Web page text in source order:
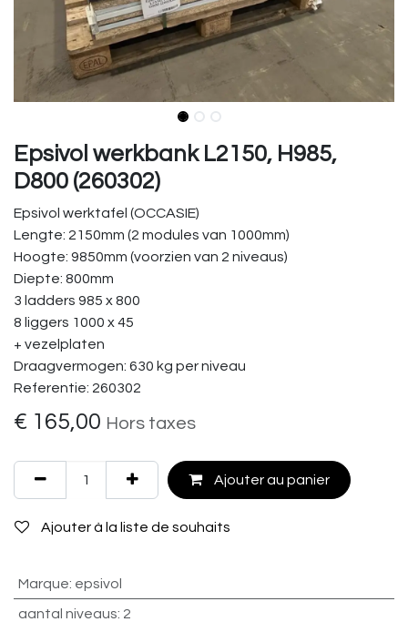
Epsivol werkbank L2150, H985,
D800 (260302)
Epsivol werktafel (OCCASIE)
Lengte: 2150mm (2 modules van 1000mm)
Hoogte: 9850mm (voorzien van 2 niveaus)
Diepte: 800mm
3 ladders 985 x 800
8 liggers 1000 x 45
+ vezelplaten
Draagvermogen: 630 kg per niveau
Referentie: 260302
€ 165,00 Hors taxes
Ajouter au panier
Ajouter à la liste de souhaits
Marque: epsivol
aantal niveaus: 2